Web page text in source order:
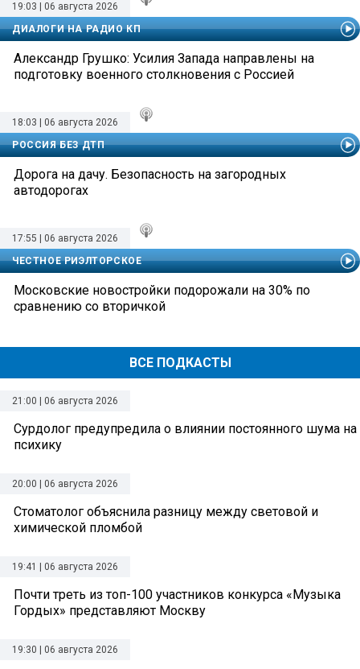
ВСЕ ПОДКАСТЫ
19:03 | 06 августа 2026
ДИАЛОГИ НА РАДИО КП
Александр Грушко: Усилия Запада направлены на
подготовку военного столкновения с Россией
18:03 | 06 августа 2026
РОССИЯ БЕЗ ДТП
Дорога на дачу. Безопасность на загородных
автодорогах
17:55 | 06 августа 2026
ЧЕСТНОЕ РИЭЛТОРСКОЕ
Московские новостройки подорожали на 30% по
сравнению со вторичкой
21:00 | 06 августа 2026
Сурдолог предупредила о влиянии постоянного шума на
психику
20:00 | 06 августа 2026
Стоматолог объяснила разницу между световой и
химической пломбой
19:41 | 06 августа 2026
Почти треть из топ-100 участников конкурса «Музыка
Гордых» представляют Москву
19:30 | 06 августа 2026